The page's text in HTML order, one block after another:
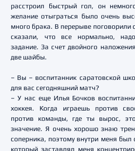
расстроил быстрый гол, он
желание отыграться было очень
много брака. В перерыве поговорили
сказали, что все нормально,
задание. За счет двойного
две шайбы.
– Вы – воспитанник саратовской
для вас сегодняшний матч?
– У нас еще Илья Бочков
хоккея. Когда играешь против
против команды, где ты вырос,
значение. Я очень хорошо знаю
соперника, поэтому внутри меня был
который заставлял меня